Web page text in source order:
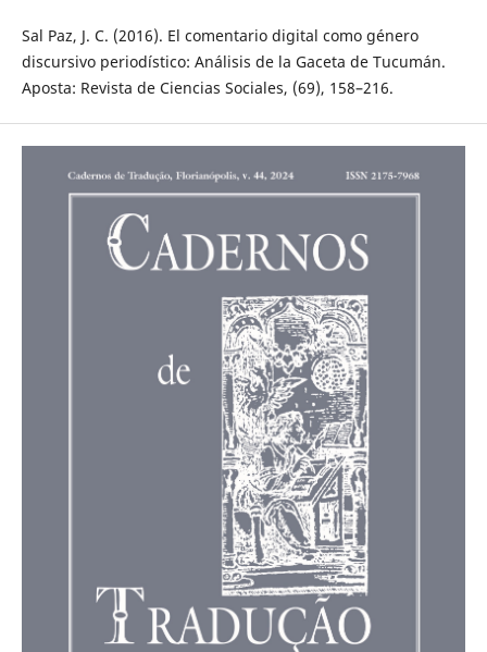
Sal Paz, J. C. (2016). El comentario digital como género
discursivo periodístico: Análisis de la Gaceta de Tucumán.
Aposta: Revista de Ciencias Sociales, (69), 158–216.